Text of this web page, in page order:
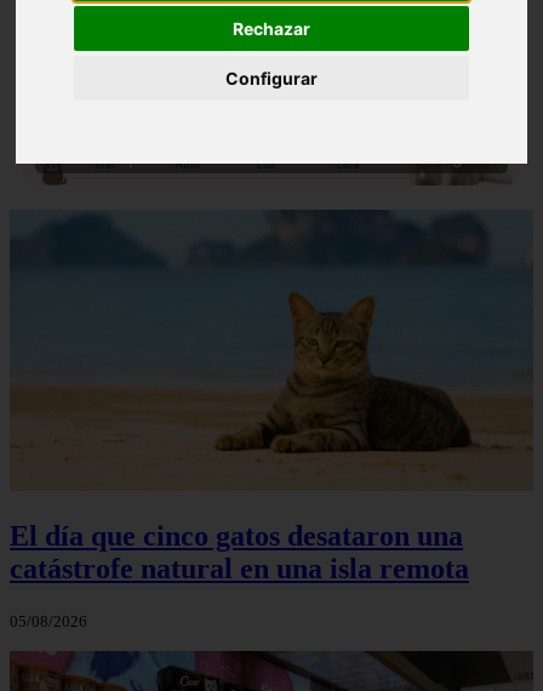
Rechazar
Configurar
El día que cinco gatos desataron una
catástrofe natural en una isla remota
05/08/2026